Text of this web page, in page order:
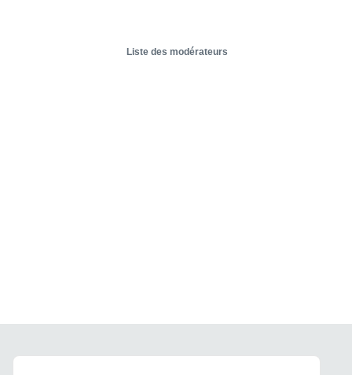
Liste des modérateurs